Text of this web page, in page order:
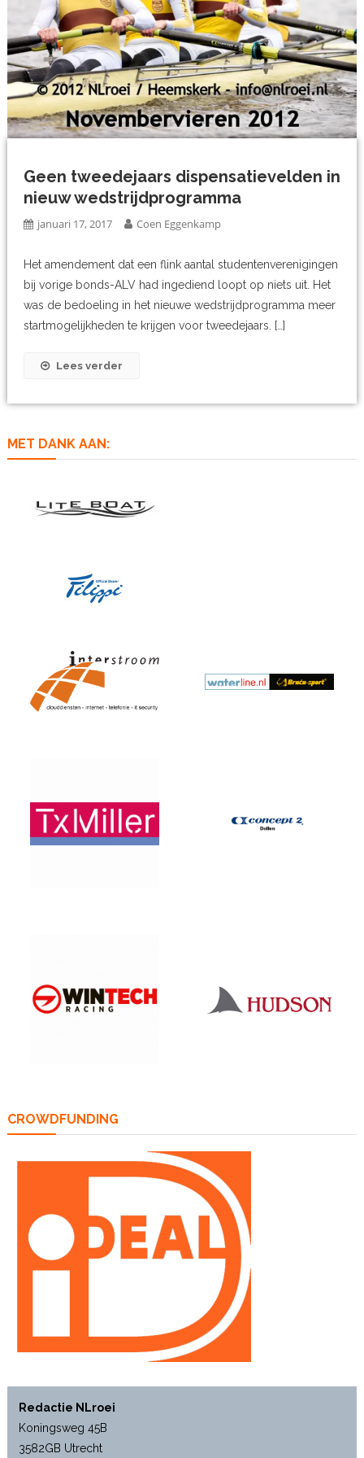
Geen tweedejaars dispensatievelden in
nieuw wedstrijdprogramma
januari 17, 2017 Coen Eggenkamp
Het amendement dat een flink aantal studentenverenigingen
bij vorige bonds-ALV had ingediend loopt op niets uit. Het
was de bedoeling in het nieuwe wedstrijdprogramma meer
startmogelijkheden te krijgen voor tweedejaars. […]
Lees verder
MET DANK AAN:
CROWDFUNDING
Redactie NLroei
Koningsweg 45B
3582GB Utrecht